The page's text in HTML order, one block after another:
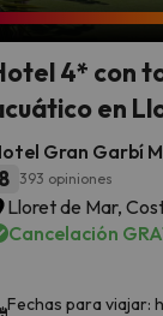
4* con
en
Gran Garbí
8 393 opiniones
Lloret de Mar,
Cancelación
Fechas para viajar: